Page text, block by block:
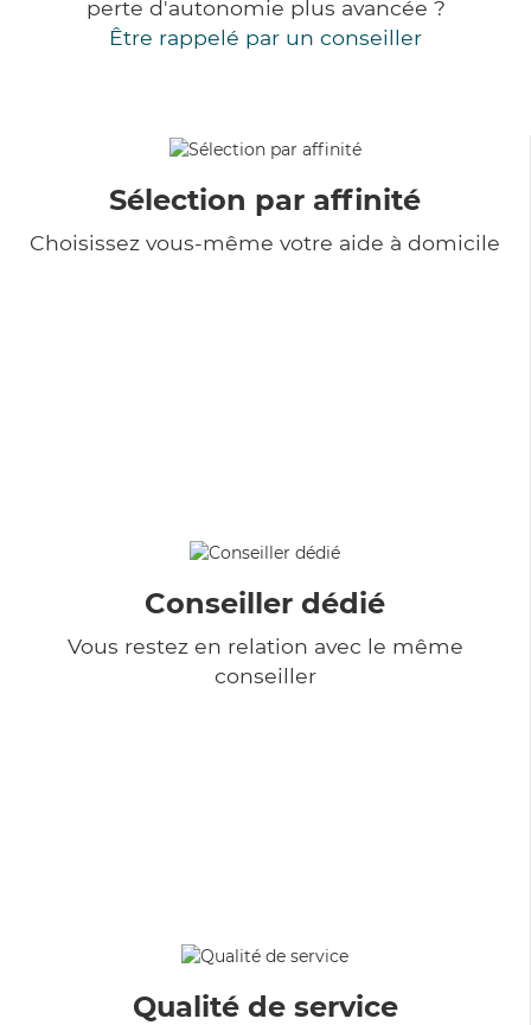
perte d'autonomie plus avancée ?
Être rappelé par un conseiller
Sélection par affinité
Choisissez vous-même votre aide à domicile
Conseiller dédié
Vous restez en relation avec le même
conseiller
Qualité de service